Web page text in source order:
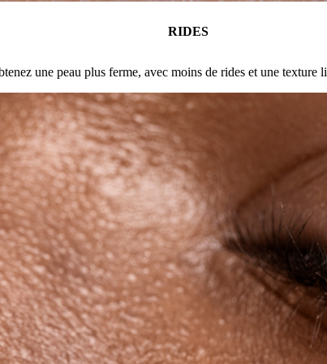
RIDES
une peau plus ferme, avec moins de rides et une texture